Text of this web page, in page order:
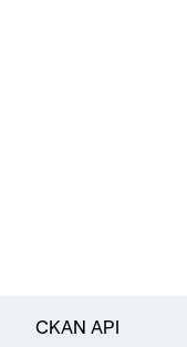
CKAN API